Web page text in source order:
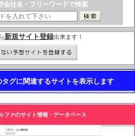
会社名・フリーワードで検索
新規サイト登録出来ます！
グに関連するサイトを表示します
ファのサイト情報・データベース